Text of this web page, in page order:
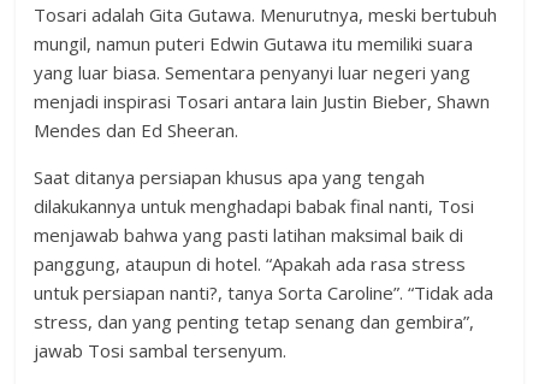
Tosari adalah Gita Gutawa. Menurutnya, meski bertubuh
mungil, namun puteri Edwin Gutawa itu memiliki suara
yang luar biasa. Sementara penyanyi luar negeri yang
menjadi inspirasi Tosari antara lain Justin Bieber, Shawn
Mendes dan Ed Sheeran.
Saat ditanya persiapan khusus apa yang tengah
dilakukannya untuk menghadapi babak final nanti, Tosi
menjawab bahwa yang pasti latihan maksimal baik di
panggung, ataupun di hotel. “Apakah ada rasa stress
untuk persiapan nanti?, tanya Sorta Caroline”. “Tidak ada
stress, dan yang penting tetap senang dan gembira”,
jawab Tosi sambal tersenyum.